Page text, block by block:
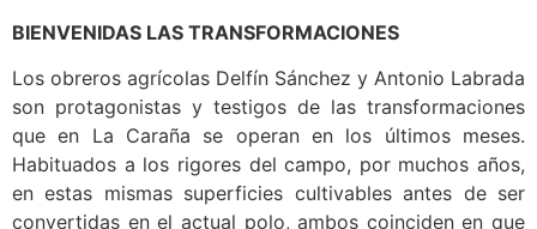
BIENVENIDAS LAS TRANSFORMACIONES
Los obreros agrícolas Delfín Sánchez y Antonio Labrada
son protagonistas y testigos de las transformaciones
que en La Caraña se operan en los últimos meses.
Habituados a los rigores del campo, por muchos años,
en estas mismas superficies cultivables antes de ser
convertidas en el actual polo, ambos coinciden en que